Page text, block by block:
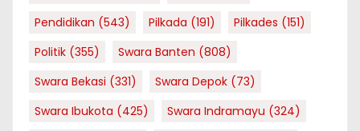
Pendidikan (543) Pilkada (191) Pilkades (151)
Politik (355) Swara Banten (808)
Swara Bekasi (331) Swara Depok (73)
Swara Ibukota (425) Swara Indramayu (324)